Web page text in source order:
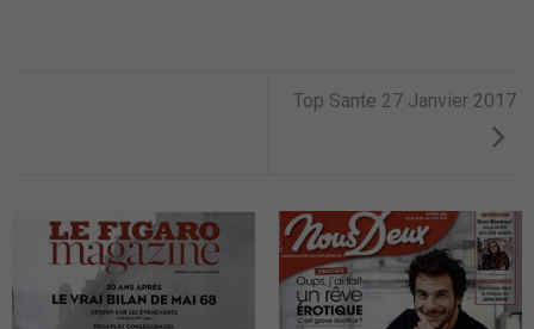
Top Sante 27 Janvier 2017